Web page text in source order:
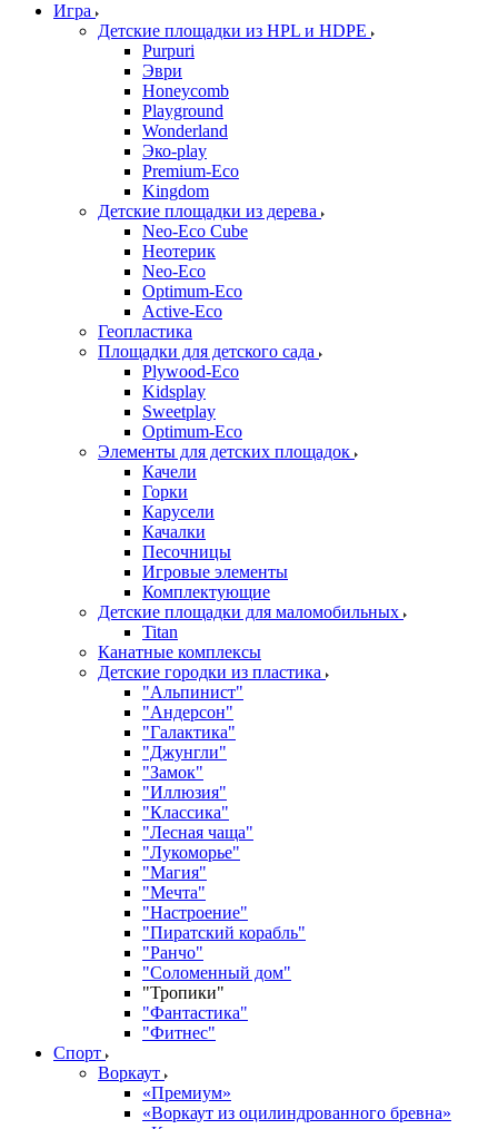
Игра
Детские площадки из HPL и HDPE
Purpuri
Эври
Honeycomb
Playground
Wonderland
Эко-play
Premium-Eco
Kingdom
Детские площадки из дерева
Neo-Eco Cube
Неотерик
Neo-Eco
Оptimum-Еco
Active-Eco
Геопластика
Площадки для детского сада
Plywood-Eco
Kidsplay
Sweetplay
Оptimum-Еco
Элементы для детских площадок
Качели
Горки
Карусели
Качалки
Песочницы
Игровые элементы
Комплектующие
Детские площадки для маломобильных
Titan
Канатные комплексы
Детские городки из пластика
"Альпинист"
"Андерсон"
"Галактика"
"Джунгли"
"Замок"
"Иллюзия"
"Классика"
"Лесная чаща"
"Лукоморье"
"Магия"
"Мечта"
"Настроение"
"Пиратский корабль"
"Ранчо"
"Соломенный дом"
"Тропики"
"Фантастика"
"Фитнес"
Спорт
Воркаут
«Премиум»
«Воркаут из оцилиндрованного бревна»